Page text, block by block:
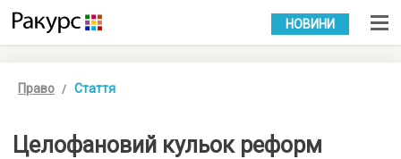
УКР РУС
НОВИНИ
Право Стаття
Целофановий кульок реформ